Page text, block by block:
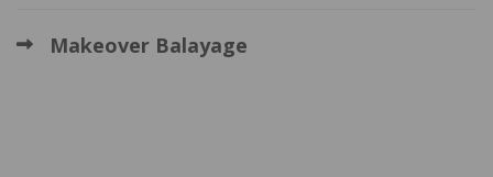
Makeover Balayage